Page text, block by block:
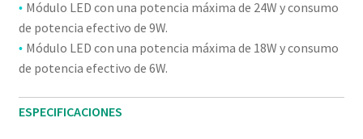
• Módulo LED con una potencia máxima de 24W y consumo
de potencia efectivo de 9W.
• Módulo LED con una potencia máxima de 18W y consumo
de potencia efectivo de 6W.
ESPECIFICACIONES